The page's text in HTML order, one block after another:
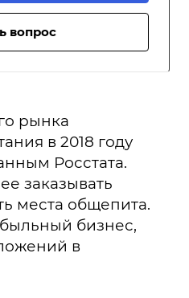
вопрос
рынка
в 2018 году
Росстата.
заказывать
места общепита.
бизнес,
в